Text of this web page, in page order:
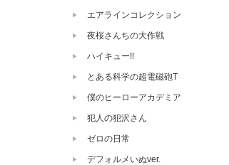
エアラインコレクション
夜桜さんちの大作戦
ハイキュー!!
とある科学の超電磁砲T
僕のヒーローアカデミア
犯人の犯沢さん
ゼロの日常
デフォルメいぬver.